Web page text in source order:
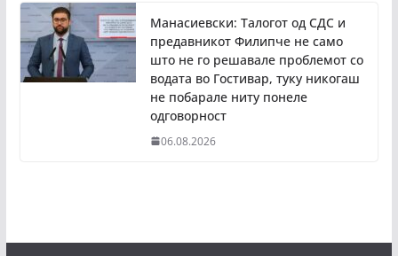
Манасиевски: Талогот од СДС и
предавникот Филипче не само
што не го решавале проблемот со
водата во Гостивар, туку никогаш
не побарале ниту понеле
одговорност
06.08.2026